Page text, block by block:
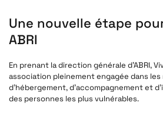
Une nouvelle étape
ABRI
En prenant la direction générale d’ABRI,
association pleinement engagée dans
d’hébergement, d’accompagnement et
des personnes les plus vulnérables.